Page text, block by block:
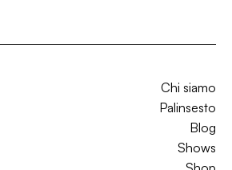
Chi siamo
Palinsesto
Blog
Shows